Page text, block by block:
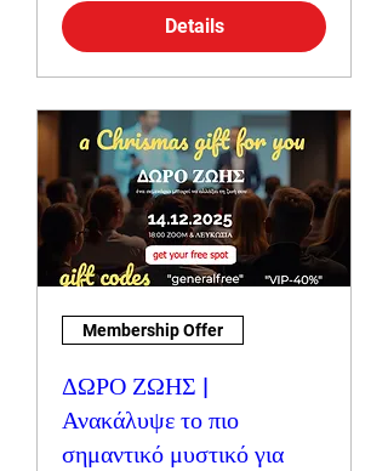
Details
Membership Offer
ΔΩΡΟ ΖΩΗΣ |
Ανακάλυψε το πιο
σημαντικό μυστικό για